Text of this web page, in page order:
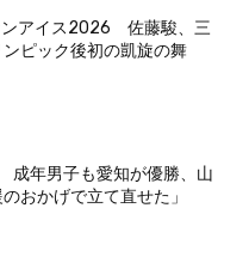
アイス2026 佐藤駿、三
ピック後初の凱旋の舞
年男子も愛知が優勝、山
おかげで立て直せた」